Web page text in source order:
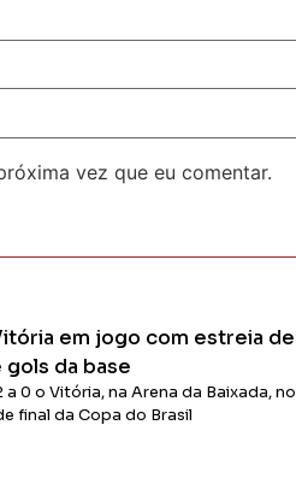
vez que eu comentar.
em jogo com estreia de
da base
0 o Vitória, na Arena da Baixada, no
final da Copa do Brasil